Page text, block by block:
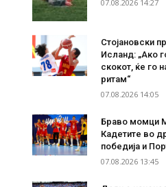
07.08.2026 14:27
Стојановски
Исланд: „Ако
скокот, ќе го
ритам“
07.08.2026 14:05
Браво момци
Кадетите во
победија и
07.08.2026 13:45